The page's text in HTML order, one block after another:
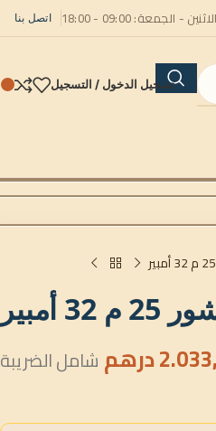
الاثنين - الجمعة: 09:00 - 18:00 اتصل بنا
تسجيل الدخول / التسجيل
درهم شامل الضريبة